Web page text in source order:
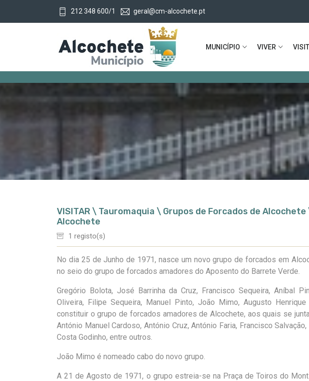
212 348 600/1 geral@cm-alcochete.pt
MUNICÍPIO VIVER
VISITAR \ Tauromaquia \ Grupos de Forcados de
Alcochete
1 registo(s)
No dia 25 de Junho de 1971, nasce um novo grupo de forcados em
no seio do grupo de forcados amadores do Aposento do Barrete Verde.
Gregório Bolota, José Barrinha da Cruz, Francisco Sequeira, Aníbal
Oliveira, Filipe Sequeira, Manuel Pinto, João Mimo, Augusto
constituir o grupo de forcados amadores de Alcochete, aos quais se
António Manuel Cardoso, António Cruz, António Faria, Francisco
Costa Godinho, entre outros.
João Mimo é nomeado cabo do novo grupo.
A 21 de Agosto de 1971, o grupo estreia-se na Praça de Toiros do